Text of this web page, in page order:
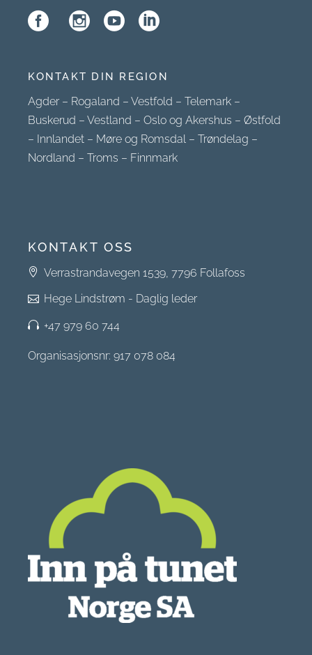
KONTAKT DIN REGION
Agder– Rogaland –Vestfold –Telemark –
Buskerud –Vestland –Oslo og Akershus –Østfold
– Innlandet – Møre og Romsdal –Trøndelag –
Nordland –Troms – Finnmark
KONTAKT OSS
Verrastrandavegen 1539, 7796 Follafoss
Hege Lindstrøm - Daglig leder
+47 979 60 744
Organisasjonsnr: 917 078 084